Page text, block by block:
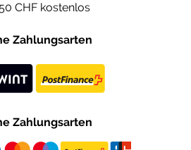
CHF kostenlos
Zahlungsarten
Zahlungsarten